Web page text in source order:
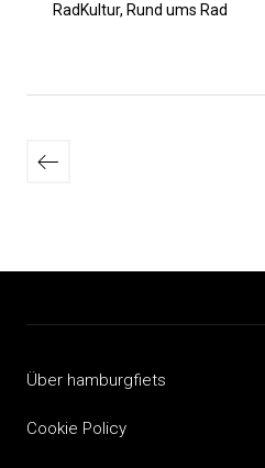
RadKultur, Rund ums Rad
derBeiträge
Über hamburgfiets
Cookie Policy